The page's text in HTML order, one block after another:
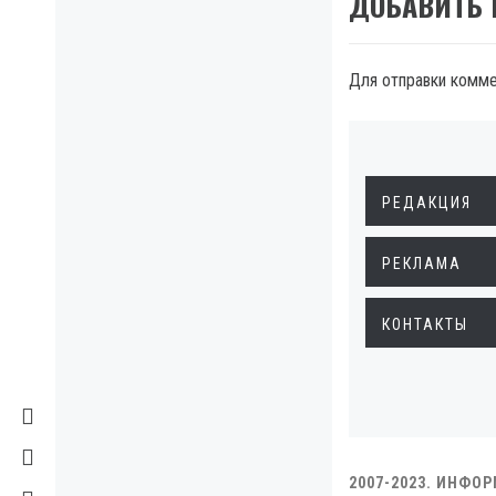
Для отправки
РЕДАКЦИЯ
РЕКЛАМА
КОНТАКТЫ
2007-2023.